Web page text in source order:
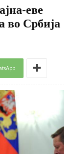
еве
во Србија